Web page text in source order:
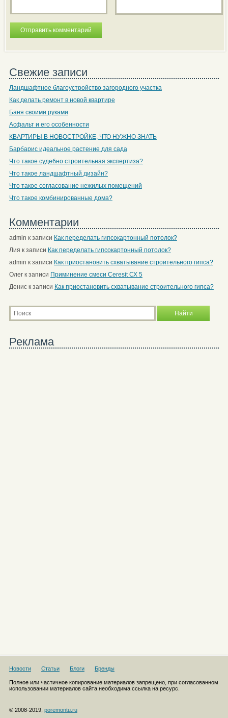
Свежие записи
Ландшафтное благоустройство загородного участка
Как делать ремонт в новой квартире
Баня своими руками
Асфальт и его особенности
КВАРТИРЫ В НОВОСТРОЙКЕ, ЧТО НУЖНО ЗНАТЬ
Барбарис идеальное растение для сада
Что такое судебно строительная экспертиза?
Что такое ландшафтный дизайн?
Что такое согласование нежилых помещений
Что такое комбинированные дома?
Комментарии
admin к записи Как переделать гипсокартонный потолок?
Лия к записи Как переделать гипсокартонный потолок?
admin к записи Как приостановить схватывание строительного гипса?
Олегк записи Приминение смеси Ceresit СХ 5
Дениск записи Как приостановить схватывание строительного гипса?
Реклама
Новости Статьи Блоги Бренды
Полное или частичное копирование материалов запрещено, при согласованном
использовании материалов сайта необходима ссылка на ресурс.
© 2008-2019, poremontu.ru